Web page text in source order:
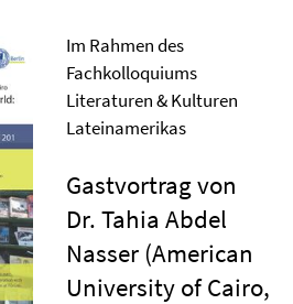
Im Rahmen des
Fachkolloquiums
Literaturen & Kulturen
Lateinamerikas
Gastvortrag von
Dr. Tahia Abdel
Nasser (American
University of Cairo,